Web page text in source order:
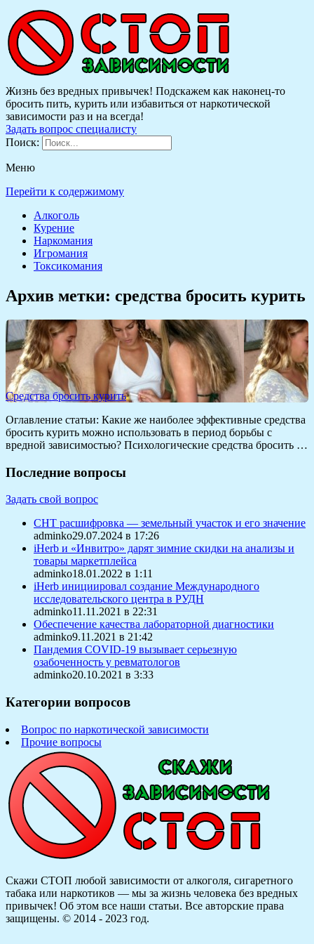
Жизнь без вредных привычек! Подскажем как наконец-то
бросить пить, курить или избавиться от наркотической
зависимости раз и на всегда!
Задать вопрос специалисту
Поиск:
Меню
Перейти к содержимому
Алкоголь
Курение
Наркомания
Игромания
Токсикомания
Архив метки: средства бросить курить
Средства бросить курить
Оглавление статьи: Какие же наиболее эффективные средства
бросить курить можно использовать в период борьбы с
вредной зависимостью? Психологические средства бросить …
Последние вопросы
Задать свой вопрос
СНТ расшифровка — земельный участок и его значение
adminko29.07.2024 в 17:26
iHerb и «Инвитро» дарят зимние скидки на анализы и
товары маркетплейса
adminko18.01.2022 в 1:11
iHerb инициировал создание Международного
исследовательского центра в РУДН
adminko11.11.2021 в 22:31
Обеспечение качества лабораторной диагностики
adminko9.11.2021 в 21:42
Пандемия COVID-19 вызывает серьезную
озабоченность у ревматологов
adminko20.10.2021 в 3:33
Категории вопросов
Вопрос по наркотической зависимости
Прочие вопросы
Скажи СТОП любой зависимости от алкоголя, сигаретного
табака или наркотиков — мы за жизнь человека без вредных
привычек! Об этом все наши статьи. Все авторские права
защищены. © 2014 - 2023 год.